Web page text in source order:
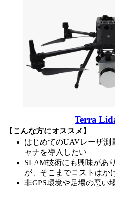
Terra
【こんな方にオススメ】
はじめてのUAVレーザ測
ャナを導入したい
SLAM技術にも興味があ
が、そこまでコストはか
非GPS環境や足場の悪い